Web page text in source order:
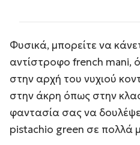
Φυσικά, μπορείτε να
αντίστροφο french mani,
στην αρχή του νυχιού
στην άκρη όπως στην
φαντασία σας να
pistachio green σε πολλά